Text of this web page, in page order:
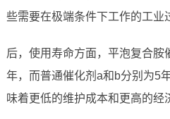
些需要在极端条件下工作的工业
后，使用寿命方面，平泡复合胺
年，而普通催化剂a和b分别为5
味着更低的维护成本和更高的经